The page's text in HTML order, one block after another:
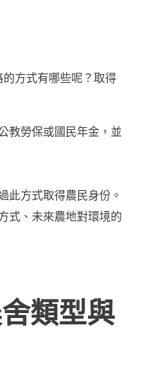
方式有哪些呢？取得
教勞保或國民年金，並
此方式取得農民身份。
式、未來農地對環境的
類型與